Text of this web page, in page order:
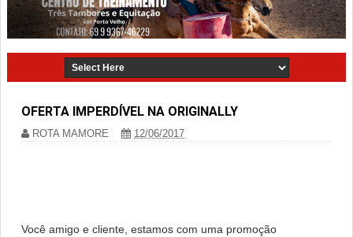
OFERTA IMPERDÍVEL NA ORIGINALLY
ROTA MAMORE 12/06/2017
Você amigo e cliente, estamos com uma promoção